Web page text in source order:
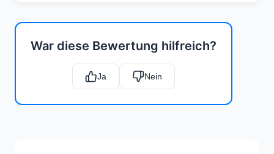
War diese Bewertung hilfreich?
Ja Nein